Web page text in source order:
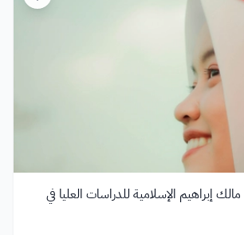
إبراهيم الإسلامية للدراسات العليا في